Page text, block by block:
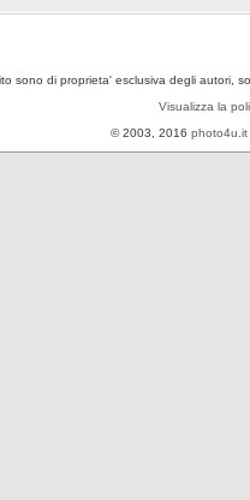
sono di proprieta' esclusiva degli autori,
Visualizza la
© 2003, 2016 photo4u.it